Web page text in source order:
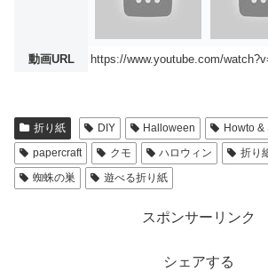
動画URL https://www.youtube.com/
折り紙 DIY Halloween Howto &
papercraft
クモ ハロウィン 折り
蜘蛛の巣
遊べる折り紙
スポンサーリンク
シェアする